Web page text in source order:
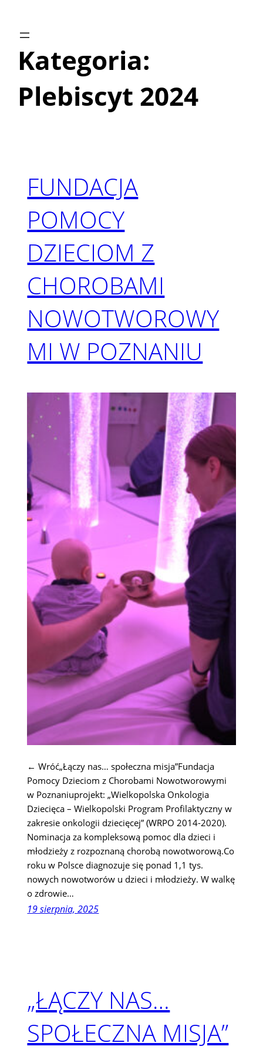
Kategoria:
Plebiscyt 2024
FUNDACJA
POMOCY
DZIECIOM Z
CHOROBAMI
NOWOTWOROWY
MI W POZNANIU
← Wróć„Łączy nas… społeczna misja”Fundacja
Pomocy Dzieciom z Chorobami Nowotworowymi
w Poznaniuprojekt: „Wielkopolska Onkologia
Dziecięca – Wielkopolski Program Profilaktyczny w
zakresie onkologii dziecięcej” (WRPO 2014-2020).
Nominacja za kompleksową pomoc dla dzieci i
młodzieży z rozpoznaną chorobą nowotworową.Co
roku w Polsce diagnozuje się ponad 1,1 tys.
nowych nowotworów u dzieci i młodzieży. W walkę
o zdrowie…
19 sierpnia, 2025
„ŁĄCZY NAS…
SPOŁECZNA MISJA”